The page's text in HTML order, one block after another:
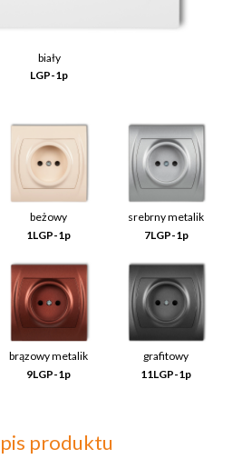
biały
LGP-1p
beżowy
1LGP-1p
srebrny metalik
7LGP-1p
brązowy metalik
9LGP-1p
grafitowy
11LGP-1p
produktu